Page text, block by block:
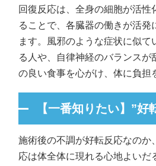
回復反応は、全身の細胞が活
ることで、各臓器の働きが活
ます。風邪のような症状に似
る人や、自律神経のバランス
の良い食事を心がけ、体に負担
【一番知りたい】”
施術後の不調が好転反応なのか
応は体全体に現れる心地よい